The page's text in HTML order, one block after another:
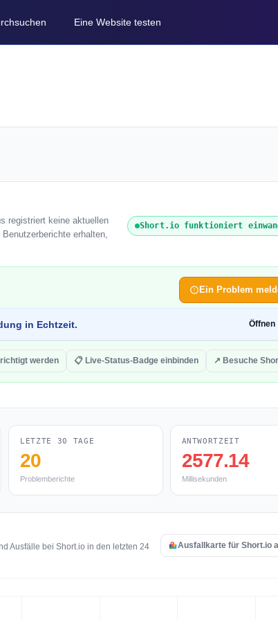
Eine Website testen
registriert keine aktuellen
erhalten,
Short.io funktioniert
Ein Problem
in Echtzeit. Öffnen
werden 📋 Live-Status-Badge einbinden ↗ Besuche
LETZTE 30 TAGE
20
Problemberichte
ANTWORTZEIT
2577.14
Millisekunden
Ausfälle bei Short.io in den letzten 24
Ausfallkarte für Short.io